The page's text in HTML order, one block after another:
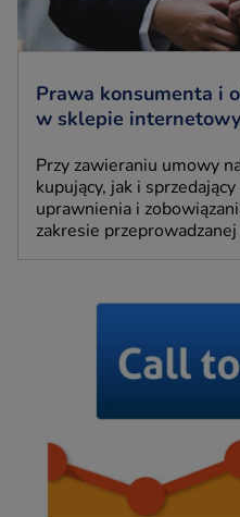
Prawa konsumenta i
w sklepie
Przy zawieraniu umowy
kupujący, jak i
uprawnienia i
zakresie